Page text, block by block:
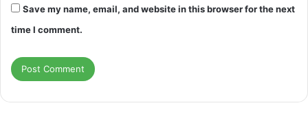
Save my name, email, and website in this browser for the next
time I comment.